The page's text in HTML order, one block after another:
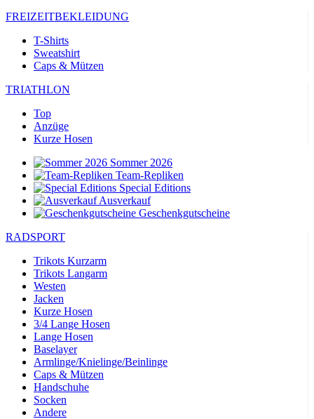
FREIZEITBEKLEIDUNG
T-Shirts
Sweatshirt
Caps & Mützen
TRIATHLON
Top
Anzüge
Kurze Hosen
Sommer 2026
Team-Repliken
Special Editions
Ausverkauf
Geschenkgutscheine
RADSPORT
Trikots Kurzarm
Trikots Langarm
Westen
Jacken
Kurze Hosen
3/4 Lange Hosen
Lange Hosen
Baselayer
Armlinge/Knielinge/Beinlinge
Caps & Mützen
Handschuhe
Socken
Andere